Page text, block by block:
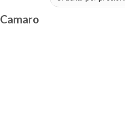
Camaro